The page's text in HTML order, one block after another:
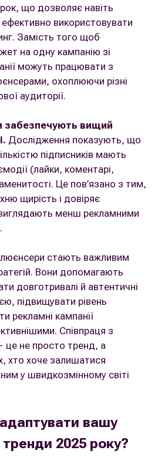
що дозволяє навіть
використовувати
Замість того щоб
на одну кампанію зі
можуть працювати з
охоплюючи різні
аудиторії.
забезпечують вищий
Дослідження показують, що
підписників мають
(лайки, коментарі,
Це пов’язано з тим,
щирість і довіряє
менш рекламними
стають важливим
Вони допомагають
довготривалі й автентичні
підвищувати рівень
рекламні кампанії
Співпраця з
не просто тренд, а
хто хоче залишатися
у швидкозмінному світі
вашу
тренди 2025 року?